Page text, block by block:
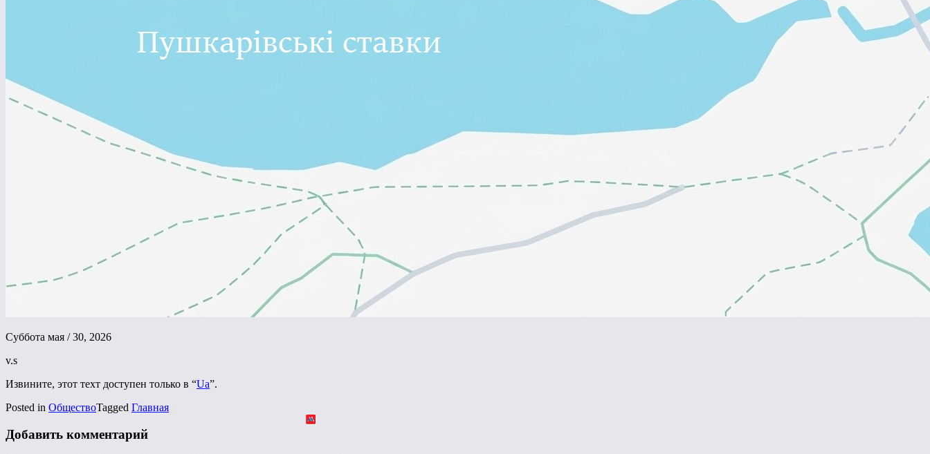
Суббота мая / 30, 2026
v.s
Извините, этот техт доступен только в “Ua”.
Posted in ОбществоTagged Главная
Добавить комментарий